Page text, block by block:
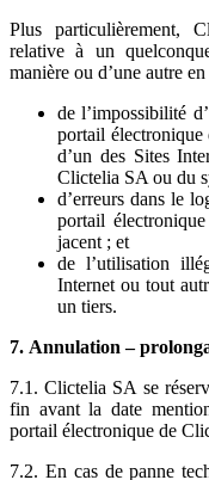
Plus particulièrement,
relative à un
manière ou d’une autre
de l’impossibilité
portail
d’un des Sites
Clictelia SA ou du
d’erreurs dans le
portail
jacent ; et
de l’utilisation
Internet ou tout
un tiers.
7. Annulation –
7.1. Clictelia SA se
fin avant la date
portail électronique de
7.2. En cas de panne